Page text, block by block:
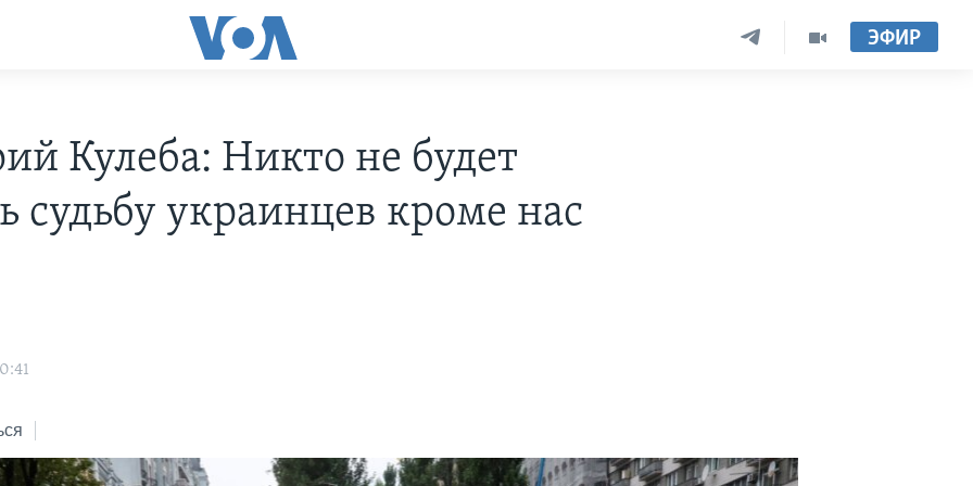
ЭФИР
Кулеба: Никто не будет
судьбу украинцев кроме нас